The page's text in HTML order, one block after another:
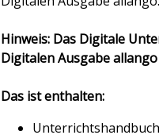
Hinweis: Das Digitale
Digitalen Ausgabe
Das ist enthalten:
Unterrichtshandbuch